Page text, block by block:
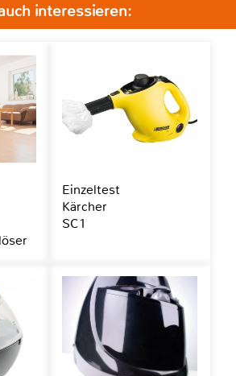
interessieren:
Einzeltest
Kärcher
SC1